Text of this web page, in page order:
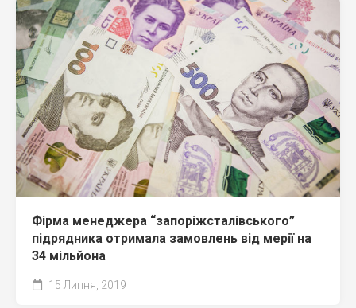
Фірма менеджера “запоріжсталівського”
підрядника отримала замовлень від мерії на
34 мільйона
15 Липня, 2019